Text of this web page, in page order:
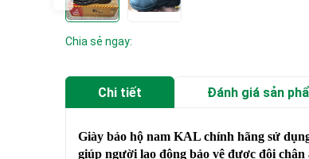
Chia sẻ ngay:
Chi tiết Đánh giá sản
Giày bảo hộ nam KAL chính hãng sử
giúp người lao động bảo vệ được đôi